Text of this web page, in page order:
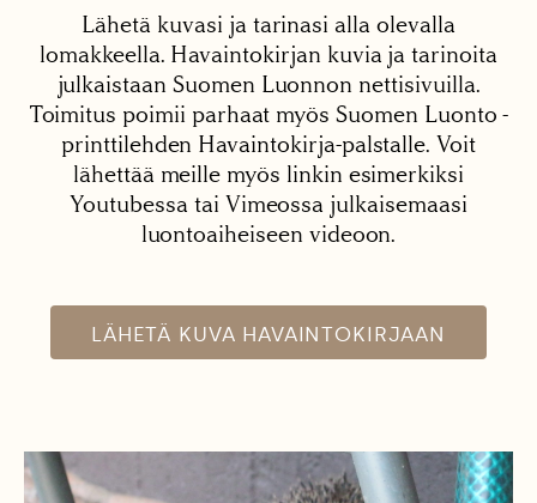
Lähetä kuvasi ja tarinasi alla olevalla
lomakkeella. Havaintokirjan kuvia ja tarinoita
julkaistaan Suomen Luonnon nettisivuilla.
Toimitus poimii parhaat myös Suomen Luonto -
printtilehden Havaintokirja-palstalle. Voit
lähettää meille myös linkin esimerkiksi
Youtubessa tai Vimeossa julkaisemaasi
luontoaiheiseen videoon.
LÄHETÄ KUVA HAVAINTOKIRJAAN